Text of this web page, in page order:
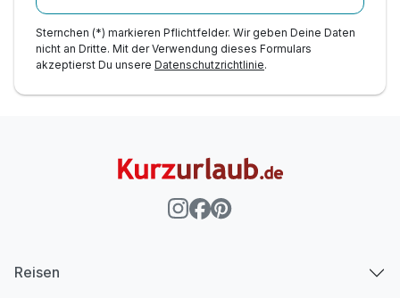
Sternchen (*) markieren Pflichtfelder. Wir geben Deine Daten
nicht an Dritte. Mit der Verwendung dieses Formulars
akzeptierst Du unsere Datenschutzrichtlinie.
Reisen